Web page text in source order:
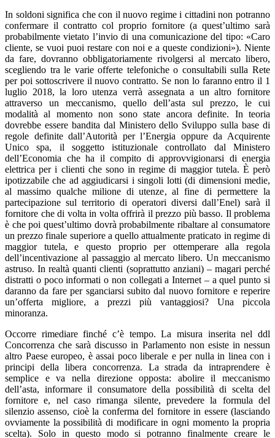
In soldoni significa che con il nuovo regime i cittadini non potranno
confermare il contratto col proprio fornitore (a quest’ultimo sarà
probabilmente vietato l’invio di una comunicazione del tipo: «Caro
cliente, se vuoi puoi restare con noi e a queste condizioni»). Niente
da fare, dovranno obbligatoriamente rivolgersi al mercato libero,
scegliendo tra le varie offerte telefoniche o consultabili sulla Rete
per poi sottoscrivere il nuovo contratto. Se non lo faranno entro il 1
luglio 2018, la loro utenza verrà assegnata a un altro fornitore
attraverso un meccanismo, quello dell’asta sul prezzo, le cui
modalità al momento non sono state ancora definite. In teoria
dovrebbe essere bandita dal Ministero dello Sviluppo sulla base di
regole definite dall’Autorità per l’Energia oppure da Acquirente
Unico spa, il soggetto istituzionale controllato dal Ministero
dell’Economia che ha il compito di approvvigionarsi di energia
elettrica per i clienti che sono in regime di maggior tutela. È però
ipotizzabile che ad aggiudicarsi i singoli lotti (di dimensioni medie,
al massimo qualche milione di utenze, al fine di permettere la
partecipazione sul territorio di operatori diversi dall’Enel) sarà il
fornitore che di volta in volta offrirà il prezzo più basso. Il problema
è che poi quest’ultimo dovrà probabilmente ribaltare al consumatore
un prezzo finale superiore a quello attualmente praticato in regime di
maggior tutela, e questo proprio per ottemperare alla regola
dell’incentivazione al passaggio al mercato libero. Un meccanismo
astruso. In realtà quanti clienti (soprattutto anziani) – magari perché
distratti o poco informati o non collegati a Internet – a quel punto si
daranno da fare per sganciarsi subito dal nuovo fornitore e reperire
un’offerta migliore, a prezzi più vantaggiosi? Una piccola
minoranza.
Occorre rimediare finché c’è tempo. La misura inserita nel ddl
Concorrenza che sarà discusso in Parlamento non esiste in nessun
altro Paese europeo, è assai poco liberale e per nulla in linea con i
principi della libera concorrenza. La strada da intraprendere è
semplice e va nella direzione opposta: abolire il meccanismo
dell’asta, informare il consumatore della possibilità di scelta del
fornitore e, nel caso rimanga silente, prevedere la formula del
silenzio assenso, cioè la conferma del fornitore in essere (lasciando
ovviamente la possibilità di modificare in ogni momento la propria
scelta). Solo in questo modo si potranno finalmente creare le